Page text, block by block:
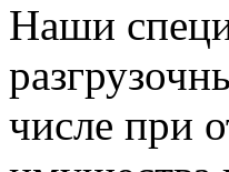
Наши
числе при